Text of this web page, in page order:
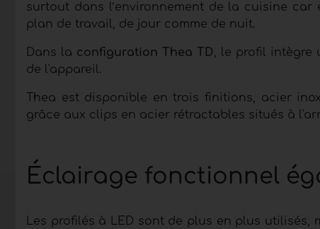
surtout dans l’environnement de la cuisine
plan de travail, de jour comme de nuit.
Dans la configuration Thea TD, le profil intègre
de l'appareil.
Thea est disponible en trois finitions, acier
grâce aux clips en acier rétractables situés à
Éclairage fonctionnel
Les profilés à LED sont de plus en plus utilisés,